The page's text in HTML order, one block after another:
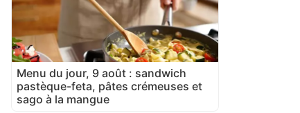
Menu du jour, 9 août : sandwich
pastèque-feta, pâtes crémeuses et
sago à la mangue